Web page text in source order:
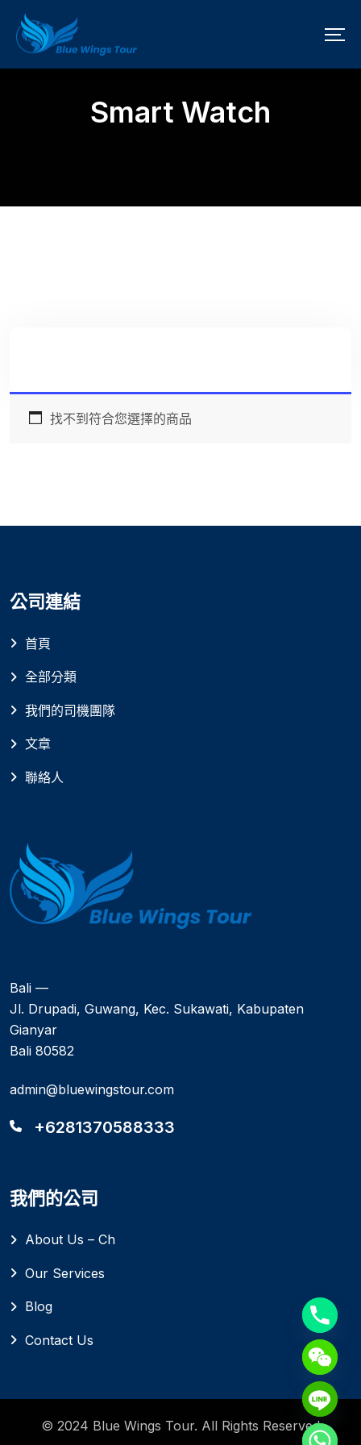
Smart Watch
找不到符合您選擇的商品
公司連結
首頁
全部分類
我們的司機團隊
文章
聯絡人
Bali —
Jl. Drupadi, Guwang, Kec. Sukawati, Kabupaten
Gianyar
Bali 80582
admin@bluewingstour.com
+6281370588333
我們的公司
About Us – Ch
Our Services
Blog
Contact Us
© 2024 Blue Wings Tour. All Rights Reserved